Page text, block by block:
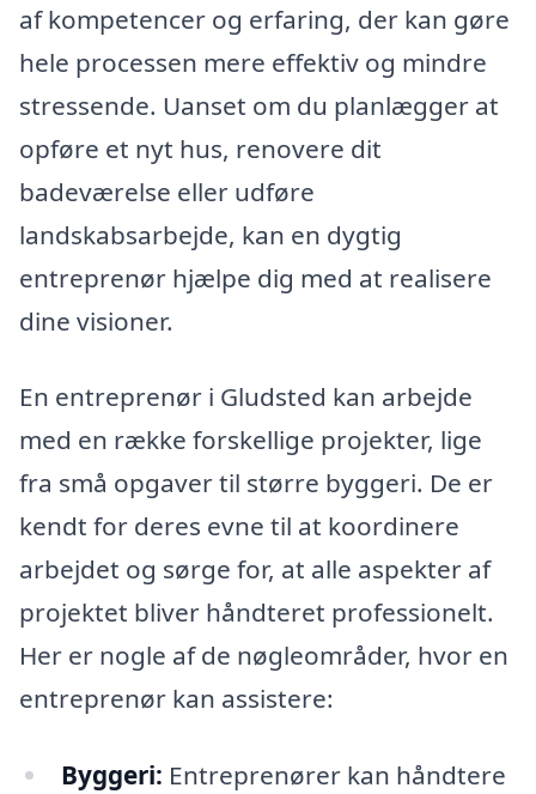
af kompetencer og erfaring, der kan gøre
hele processen mere effektiv og mindre
stressende. Uanset om du planlægger at
opføre et nyt hus, renovere dit
badeværelse eller udføre
landskabsarbejde, kan en dygtig
entreprenør hjælpe dig med at realisere
dine visioner.
En entreprenør i Gludsted kan arbejde
med en række forskellige projekter, lige
fra små opgaver til større byggeri. De er
kendt for deres evne til at koordinere
arbejdet og sørge for, at alle aspekter af
projektet bliver håndteret professionelt.
Her er nogle af de nøgleområder, hvor en
entreprenør kan assistere:
Byggeri: Entreprenører kan håndtere